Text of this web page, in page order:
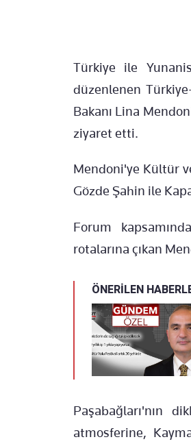
Türkiye ile
düzenlenen
Bakanı Lina
ziyaret etti.
Mendoni'ye Kültür
Gözde Şahin ile
Forum
rotalarına çıkan
ÖNERİLEN
Paşabağları'nın
atmosferine,